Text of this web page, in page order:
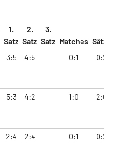
1.
Satz
2.
Satz
3.
Satz Matches Sätze
3:5 4:5 0:1 0:2
5:3 4:2 1:0 2:0
2:4 2:4 0:1 0:2